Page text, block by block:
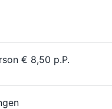
€ 8,50 p.P.